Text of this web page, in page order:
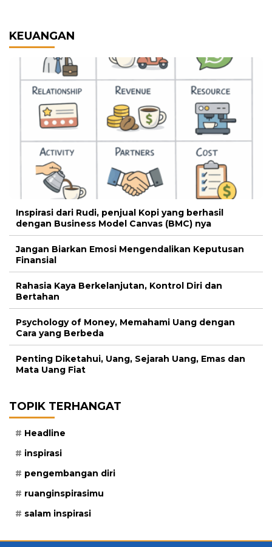
KEUANGAN
Inspirasi dari Rudi, penjual Kopi yang berhasil
dengan Business Model Canvas (BMC) nya
Jangan Biarkan Emosi Mengendalikan Keputusan
Finansial
Rahasia Kaya Berkelanjutan, Kontrol Diri dan
Bertahan
Psychology of Money, Memahami Uang dengan
Cara yang Berbeda
Penting Diketahui, Uang, Sejarah Uang, Emas dan
Mata Uang Fiat
TOPIK TERHANGAT
Headline
inspirasi
pengembangan diri
ruanginspirasimu
salam inspirasi